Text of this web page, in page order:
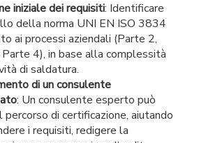
iniziale dei requisiti: Identificare
della norma UNI EN ISO 3834
ai processi aziendali (Parte 2,
4), in base alla complessità
di saldatura.
di un consulente
: Un consulente esperto può
percorso di certificazione, aiutando
i requisiti, redigere la